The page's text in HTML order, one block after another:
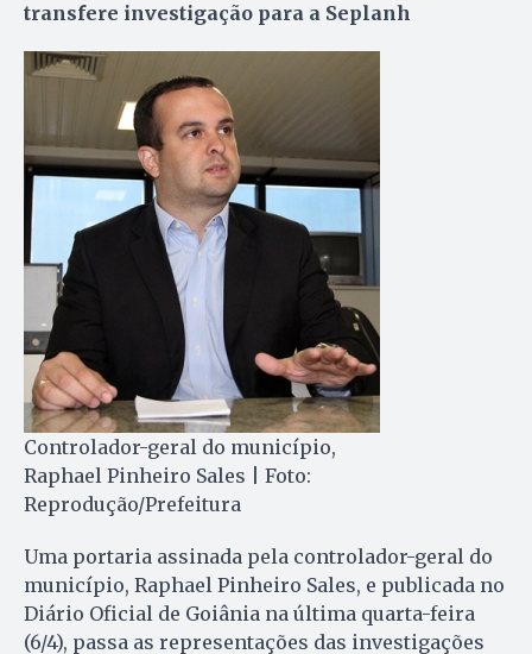
transfere investigação para a Seplanh
Controlador-geral do município,
Raphael Pinheiro Sales | Foto:
Reprodução/Prefeitura
Uma portaria assinada pela controlador-geral do
município, Raphael Pinheiro Sales, e publicada no
Diário Oficial de Goiânia na última quarta-feira
(6/4), passa as representações das investigações